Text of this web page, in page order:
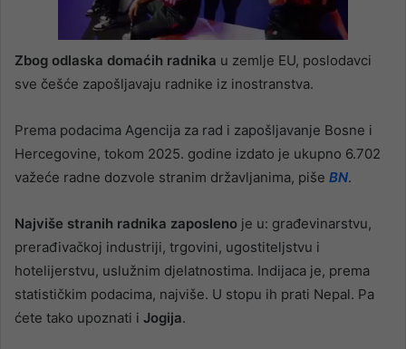
Zbog odlaska domaćih radnika u zemlje EU, poslodavci
sve češće zapošljavaju radnike iz inostranstva.
Prema podacima Agencija za rad i zapošljavanje Bosne i
Hercegovine, tokom 2025. godine izdato je ukupno 6.702
važeće radne dozvole stranim državljanima, piše BN.
Najviše stranih radnika zaposleno je u: građevinarstvu,
prerađivačkoj industriji, trgovini, ugostiteljstvu i
hotelijerstvu, uslužnim djelatnostima. Indijaca je, prema
statističkim podacima, najviše. U stopu ih prati Nepal. Pa
ćete tako upoznati i Jogija.